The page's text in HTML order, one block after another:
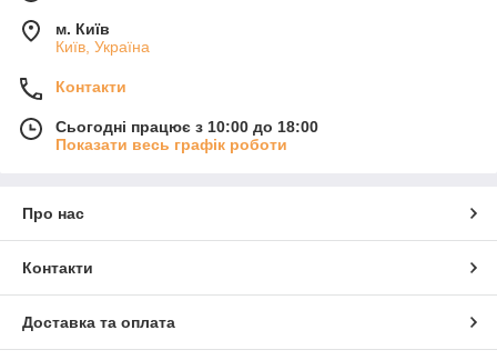
м. Київ
Київ, Україна
Контакти
Сьогодні працює з 10:00 до 18:00
Показати весь графік роботи
Про нас
Контакти
Доставка та оплата